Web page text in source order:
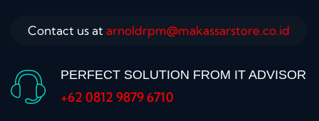
Contact us at arnoldrpm@makassarstore.co.id
PERFECT SOLUTION FROM IT ADVISOR
+62 0812 9879 6710